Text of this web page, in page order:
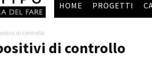
HOME PROGETTI
di controllo
di controllo